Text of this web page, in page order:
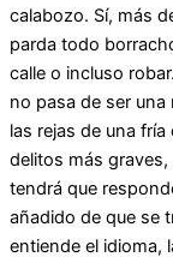
calabozo. Sí, más
parda todo
calle o incluso
no pasa de ser
las rejas de una
delitos más
tendrá que
añadido de que se
entiende el idioma,